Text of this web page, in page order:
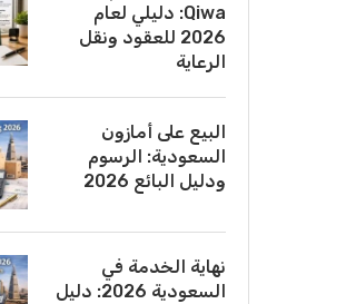
Qiwa: دليلي لعام
2026 للعقود ونقل
الرعاية
البيع على أمازون
السعودية: الرسوم
ودليل البائع 2026
نهاية الخدمة في
السعودية 2026: دليل